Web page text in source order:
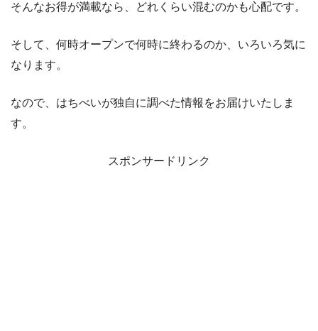
そんなお得が満載なら、どれくらい混むのかも心配です。
そして、何時オープンで何時に終わるのか、いろいろ気に
なります。
なので、はちべいが独自に調べた情報をお届けいたしま
す。
スポンサードリンク